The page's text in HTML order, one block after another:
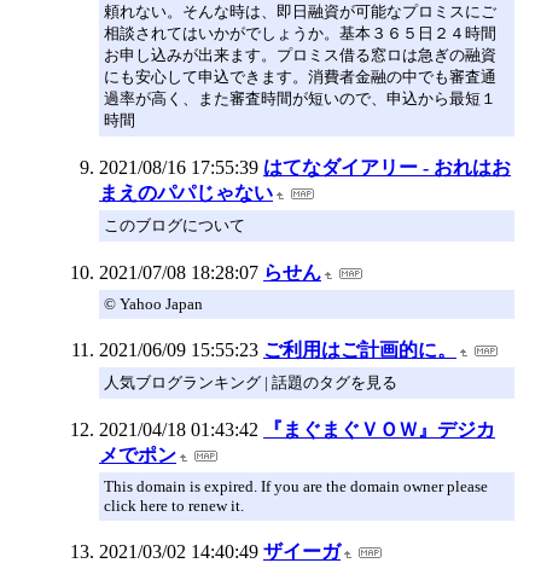
頼れない。そんな時は、即日融資が可能なプロミスにご
相談されてはいかがでしょうか。基本３６５日２４時間
お申し込みが出来ます。プロミス借る窓ロは急ぎの融資
にも安心して申込できます。消費者金融の中でも審査通
過率が高く、また審査時間が短いので、申込から最短１
時間
2021/08/16 17:55:39 はてなダイアリー - おれはお
まえのパパじゃない
このブログについて
2021/07/08 18:28:07 らせん
© Yahoo Japan
2021/06/09 15:55:23 ご利用はご計画的に。
人気ブログランキング | 話題のタグを見る
2021/04/18 01:43:42
『まぐまぐＶＯＷ』デジカ
メでポン
This domain is expired. If you are the domain owner please
click here to renew it.
2021/03/02 14:40:49 ザイーガ